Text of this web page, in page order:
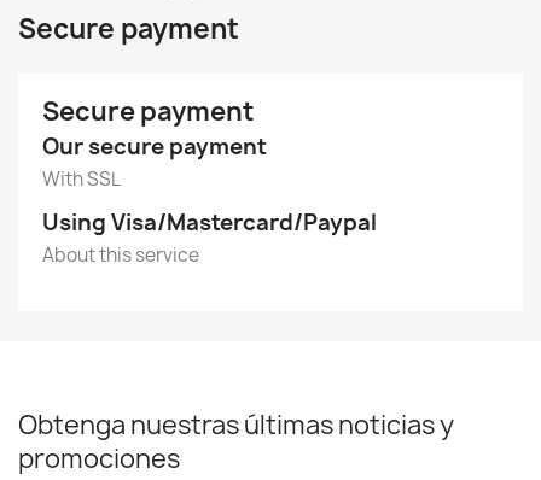
Secure payment
Secure payment
Our secure payment
With SSL
Using Visa/Mastercard/Paypal
About this service
Obtenga nuestras últimas noticias y
promociones